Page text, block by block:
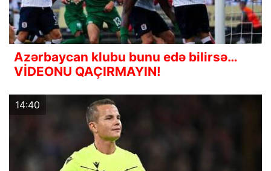
Azərbaycan klubu bunu edə bilirsə…
VİDEONU QAÇIRMAYIN!
14:40